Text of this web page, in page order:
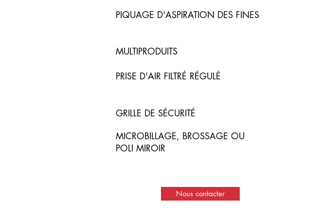
PIQUAGE D'ASPIRATION DES FINES
MULTIPRODUITS
PRISE D'AIR FILTRÉ RÉGULÉ
GRILLE DE SÉCURITÉ
MICROBILLAGE, BROSSAGE OU
POLI MIROIR
Nous contacter